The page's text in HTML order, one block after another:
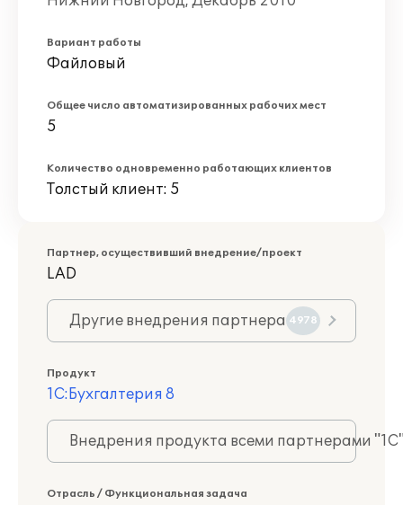
Вариант работы
Файловый
Общее число автоматизированных рабочих мест
5
Количество одновременно работающих клиентов
Толстый клиент: 5
Партнер, осуществивший внедрение/проект
LAD
Другие внедрения партнера 4978
Продукт
1С:Бухгалтерия 8
Внедрения продукта всеми партнерами
Отрасль / Функциональная задача